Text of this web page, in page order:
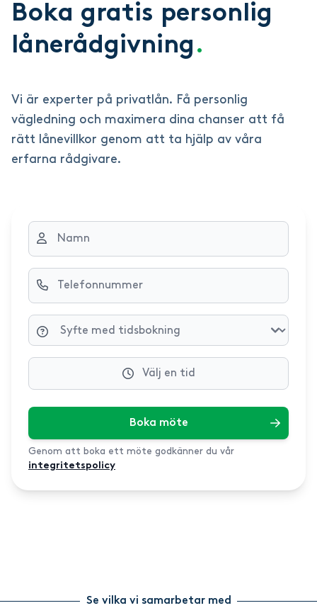
Boka gratis personlig
lånerådgivning.
Vi är experter på privatlån. Få personlig
vägledning och maximera dina chanser att få
rätt lånevillkor genom att ta hjälp av våra
erfarna rådgivare.
Välj en tid
Boka möte
Genom att boka ett möte godkänner du vår
integritetspolicy
Se vilka vi samarbetar med